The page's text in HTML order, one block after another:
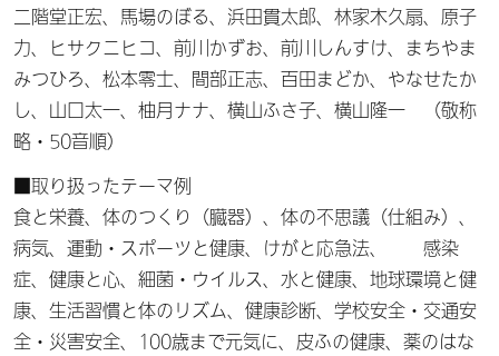
二階堂正宏、馬場のぼる、浜田貫太郎、林家木久扇、原子
力、ヒサクニヒコ、前川かずお、前川しんすけ、まちやま
みつひろ、松本零士、間部正志、百田まどか、やなせたか
し、山口太一、柚月ナナ、横山ふさ子、横山隆一 （敬称
略・50音順）
■取り扱ったテーマ例
食と栄養、体のつくり（臓器）、体の不思議（仕組み）、
病気、運動・スポーツと健康、けがと応急法、 感染
症、健康と心、細菌・ウイルス、水と健康、地球環境と健
康、生活習慣と体のリズム、健康診断、学校安全・交通安
全・災害安全、100歳まで元気に、皮ふの健康、薬のはな